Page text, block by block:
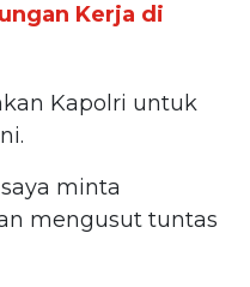
Kerja di
Kapolri untuk
minta
mengusut tuntas